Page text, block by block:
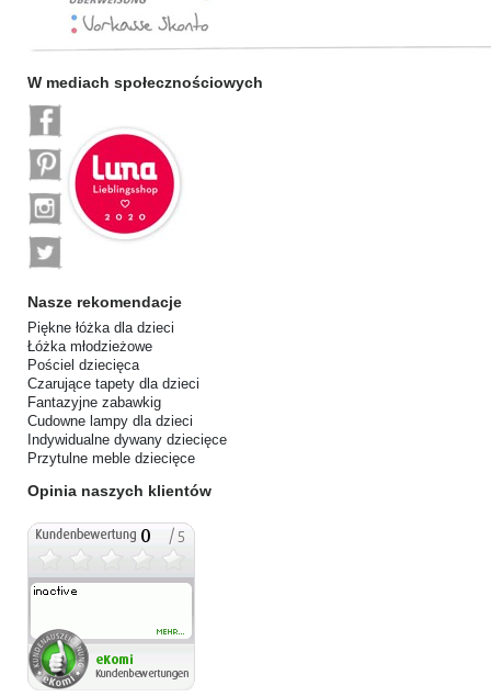
W mediach społecznościowych
Nasze rekomendacje
Piękne łóżka dla dzieci
Łóżka młodzieżowe
Pościel dziecięca
Czarujące tapety dla dzieci
Fantazyjne zabawkig
Cudowne lampy dla dzieci
Indywidualne dywany dziecięce
Przytulne meble dziecięce
Opinia naszych klientów